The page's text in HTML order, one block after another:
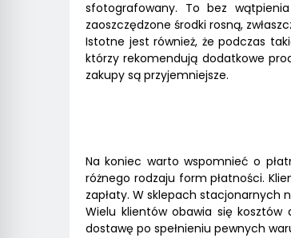
sfotografowany. To bez
zaoszczędzone środki rosną,
Istotne jest również, że podczas
którzy rekomendują dodatkowe
zakupy są przyjemniejsze.
Na koniec warto wspomnieć o
różnego rodzaju form płatności.
zapłaty. W sklepach stacjonarnych
Wielu klientów obawia się
dostawę po spełnieniu pewnych